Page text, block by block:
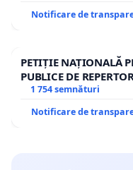
Notificare de
PETIȚIE NAȚIONALĂ
PUBLICE DE
1 754 semnături
Notificare de